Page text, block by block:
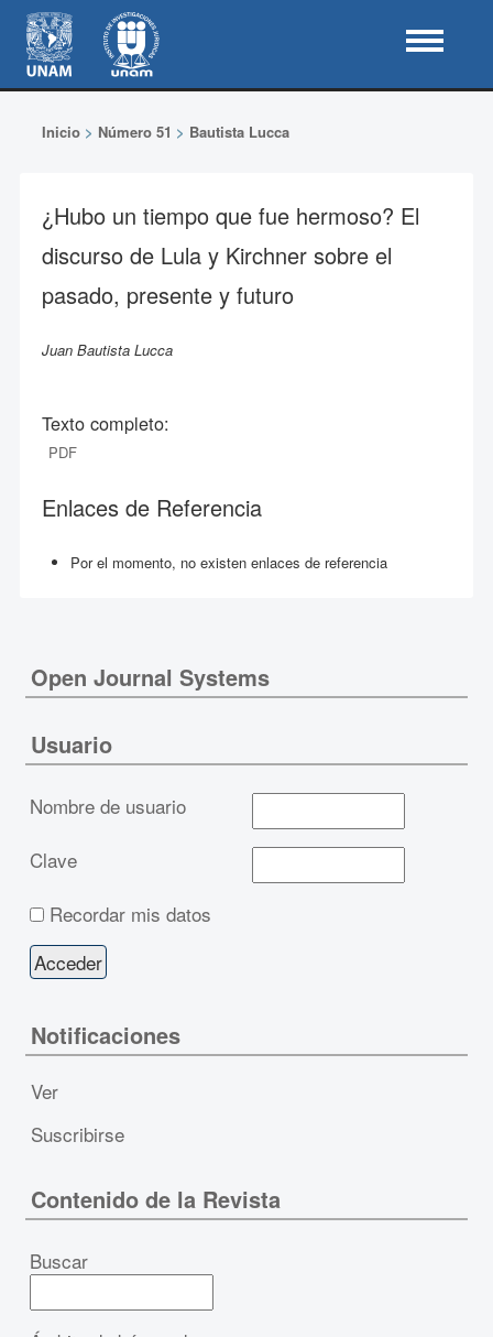
Inicio> Número 51 > Bautista Lucca
¿Hubo un tiempo que fue hermoso? El
discurso de Lula y Kirchner sobre el
pasado, presente y futuro
Juan Bautista Lucca
Texto completo:
PDF
Enlaces de Referencia
Por el momento, no existen enlaces de referencia
Open Journal Systems
Usuario
Nombre de usuario
Clave
Recordar mis datos
Notificaciones
Ver
Suscribirse
Contenido de la Revista
Buscar